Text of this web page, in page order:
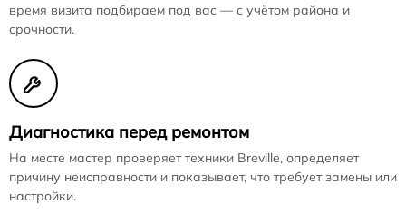
время визита подбираем под вас — с учётом района и
срочности.
Диагностика перед ремонтом
На месте мастер проверяет техники Breville, определяет
причину неисправности и показывает, что требует замены или
настройки.